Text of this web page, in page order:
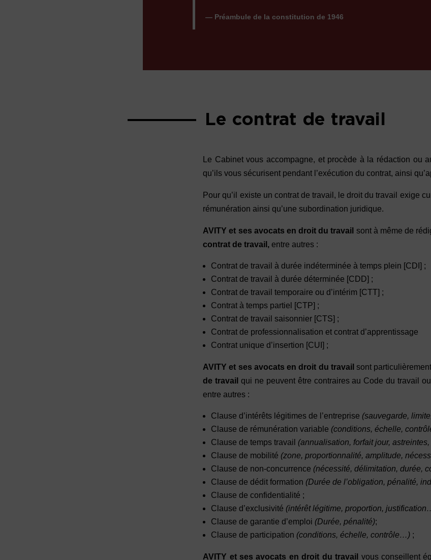
— Préambule de la constitution de 1946
Le contrat de travail
Le Cabinet vous accompagne, et procède à la rédaction ou
qu’ils vous sécurisent pendant l’exécution du contrat, ainsi
Pour qu’il existe un contrat de travail, le droit du travail exige
rémunération ainsi qu’une subordination juridique.
AVITY et ses avocats en droit du travail sont à même de
contrat de travail, entre autres :
Contrat de travail à durée indéterminée à temps plein [CDI] ;
Contrat de travail à durée déterminée [CDD] ;
Contrat de travail temporaire ou d’intérim [CTT] ;
Contrat à temps partiel [CTP] ;
Contrat de travail saisonnier [CTS] ;
Contrat de professionnalisation et contrat d’apprentissage
Contrat unique d’insertion [CUI] ;
AVITY et ses avocats en droit du travail sont
de travail qui ne peuvent être contraires au Code du travail
entre autres :
Clause d’intérêts légitimes de l’entreprise (sauvegarde,
Clause de rémunération variable (conditions, échelle,
Clause de temps travail (annualisation, forfait jour,
Clause de mobilité (zone, proportionnalité, amplitude,
Clause de non-concurrence (nécessité, délimitation, durée,
Clause de dédit formation (Durée de l’obligation, pénalité,
Clause de confidentialité ;
Clause d’exclusivité (intérêt légitime, proportion,
Clause de garantie d’emploi (Durée, pénalité);
Clause de participation (conditions, échelle, contrôle…) ;
AVITY et ses avocats en droit du travail vous conseillent